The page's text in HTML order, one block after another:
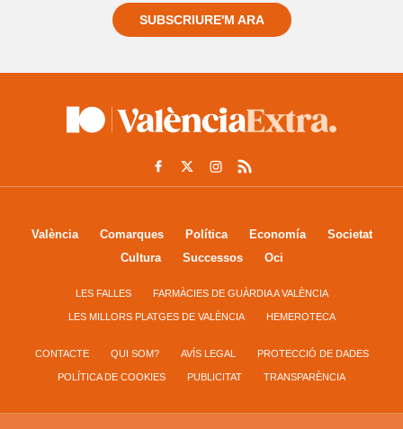
SUBSCRIURE'M ARA
València Comarques Política Economía
Societat
Cultura
Successos Oci
LES FALLES FARMÀCIES DE GUÀRDIA A VALÈNCIA
LES MILLORS PLATGES DE VALÈNCIA HEMEROTECA
CONTACTE QUI SOM? AVÍS LEGAL PROTECCIÓ DE DADES
POLÍTICA DE COOKIES PUBLICITAT TRANSPARÈNCIA